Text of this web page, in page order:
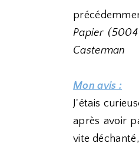
Papier
Casterman
Mon avis :
J'étais
après avoir
vite